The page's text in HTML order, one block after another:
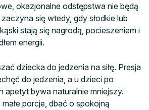
okazjonalne odstępstwa nie będą
się wtedy, gdy słodkie lub
stają się nagrodą, pocieszeniem i
energii.
dziecka do jedzenia na siłę. Presja
do jedzenia, a u dzieci po
apetyt bywa naturalnie mniejszy.
porcje, dbać o spokojną